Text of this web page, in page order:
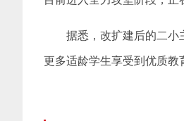
据悉，改扩建后的二小
更多适龄学生享受到优质教